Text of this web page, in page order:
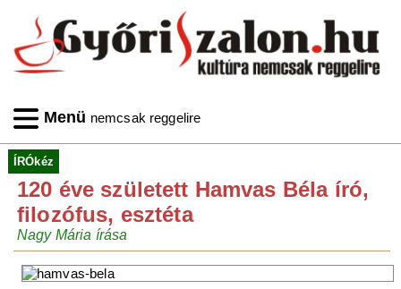
Menü nemcsak reggelire
ÍRÓkéz
120 éve született Hamvas Béla író,
filozófus, esztéta
Nagy Mária írása